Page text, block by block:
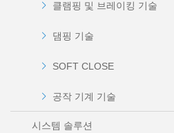
클램핑 및 브레이킹 기술
댐핑 기술
SOFT CLOSE
공작 기계 기술
시스템 솔루션